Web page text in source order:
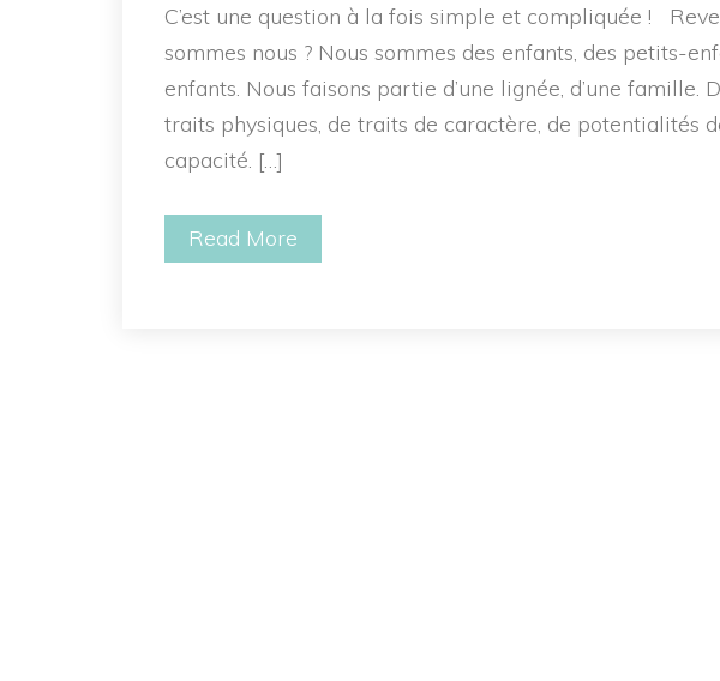
C’est une question à la fois simple et compliquée !
ommes nous ? Nous sommes des enfants, des petits-
enfants. Nous faisons partie d’une lignée, d’une famille.
traits physiques, de traits de caractère, de potentialités
capacité. […]
Read More